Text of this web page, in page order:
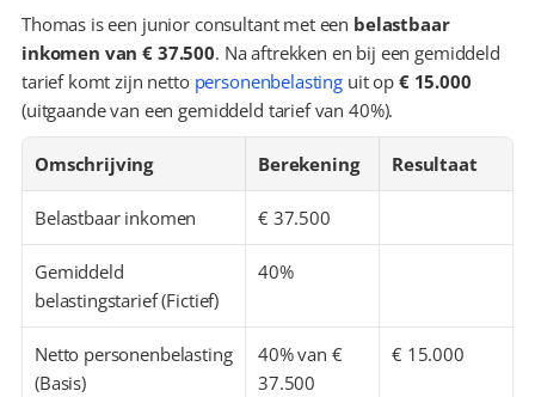
Thomas is een junior consultant met een belastbaar
inkomen van € 37.500. Na aftrekken en bij een gemiddeld
tarief komt zijn netto personenbelasting uit op € 15.000
(uitgaande van een gemiddeld tarief van 40%).
Omschrijving Berekening Resultaat
Belastbaar inkomen € 37.500
Gemiddeld
belastingstarief (Fictief)
40%
Netto personenbelasting
(Basis)
40% van €
37.500
€ 15.000